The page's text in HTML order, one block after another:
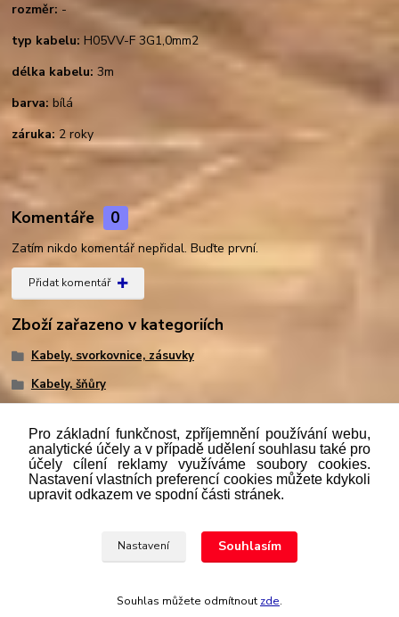
rozměr: -
typ kabelu: H05VV-F 3G1,0mm2
délka kabelu: 3m
barva:bílá
záruka: 2 roky
Komentáře 0
Zatím nikdo komentář nepřidal. Buďte první.
Přidat komentář
Zboží zařazeno v kategoriích
Kabely, svorkovnice, zásuvky
Kabely, šňůry
Podlezákona č. 112/mmmmm2016 Sb. o evidenci tržeb je
prodávající povinen vystavit kupujícímu účtenku. Zároveň je
případě technického výpadku pak nejpozději do 48 hodin.“
Upravit sběr cookies.
Pro základní funkčnost, zpříjemnění používání webu,
analytické účely a v případě udělení souhlasu také pro
účely cílení reklamy využíváme soubory cookies.
Nastavení vlastních preferencí cookies můžete kdykoli
upravit odkazem ve spodní části stránek.
Nastavení Souhlasím
Souhlas můžete odmítnout zde.